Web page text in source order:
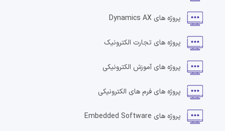
پروژه های Dynamics AX
پروژه های تجارت الکترونیک
پروژه های آموزش الکترونیکی
پروژه های فرم های الکترونیکی
پروژه های Embedded Software